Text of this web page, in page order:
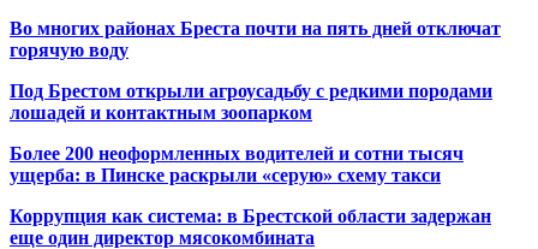
Во многих районах Бреста почти на пять дней отключат
горячую воду
Под Брестом открыли агроусадьбу с редкими породами
лошадей и контактным зоопарком
Более 200 неоформленных водителей и сотни тысяч
ущерба: в Пинске раскрыли «серую» схему такси
Коррупция как система: в Брестской области задержан
еще один директор мясокомбината